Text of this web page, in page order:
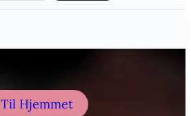
Til Hjemmet